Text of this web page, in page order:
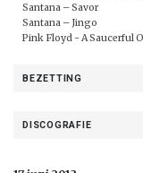
Santana – Savor
Santana – Jingo
Pink Floyd - A Saucerful
BEZETTING
DISCOGRAFIE